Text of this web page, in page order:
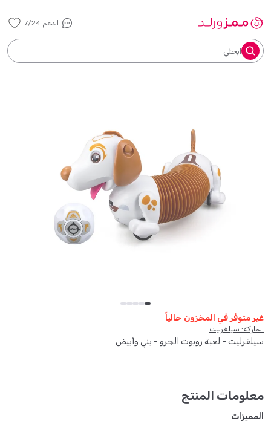
الدعم 7/24
ابحثي
غير متوفر في المخزون حالياً
الماركة: سيلفرليت
سيلفرليت - لعبة روبوت الجرو - بني وأبيض
معلومات المنتج
المميزات